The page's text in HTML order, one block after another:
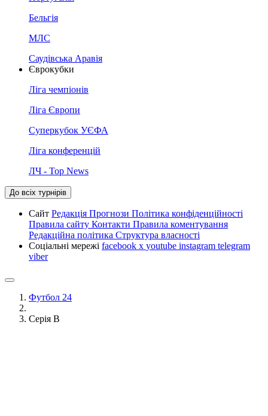
Бельгія
МЛС
Саудівська Аравія
Єврокубки
Ліга чемпіонів
Ліга Європи
Суперкубок УЄФА
Ліга конференцій
ЛЧ - Top News
До всіх турнірів
Сайт Редакція Прогнози Політика конфіденційності
Правила сайту Контакти Правила коментування
Редакційна політика Структура власності
Соціальні мережі facebook x youtube instagram telegram
viber
Футбол 24
Серія B